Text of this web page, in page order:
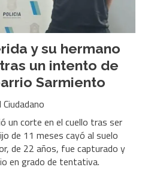
y su hermano
un intento de
Sarmiento
Ciudadano
un corte en el cuello tras ser
de 11 meses cayó al suelo
de 22 años, fue capturado y
en grado de tentativa.